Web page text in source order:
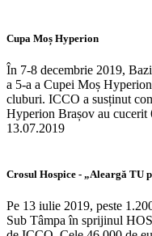
Cupa Moș Hyperion
În 7-8 decembrie 2019,
a 5-a a Cupei Moș
cluburi. ICCO a susținut
Hyperion Brașov au cucerit
13.07.2019
Crosul Hospice - „Aleargă TU
Pe 13 iulie 2019, peste
Sub Tâmpa în sprijinul